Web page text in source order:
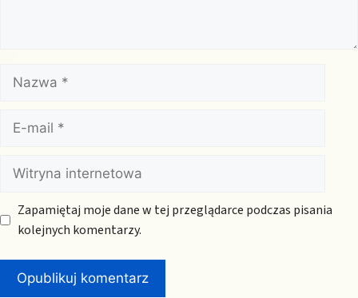
Nazwa
mail
Witryna
internetowa
Zapamiętaj moje dane w tej przeglądarce podczas pisania
kolejnych komentarzy.